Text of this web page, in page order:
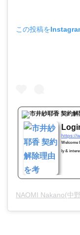
この投稿を
Welcome
ly &
NAOMI Nakano(中